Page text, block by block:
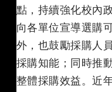
點，持續強化校內
向各單位宣導選購
外，也鼓勵採購人
採購知能；同時推
整體採購效益。近